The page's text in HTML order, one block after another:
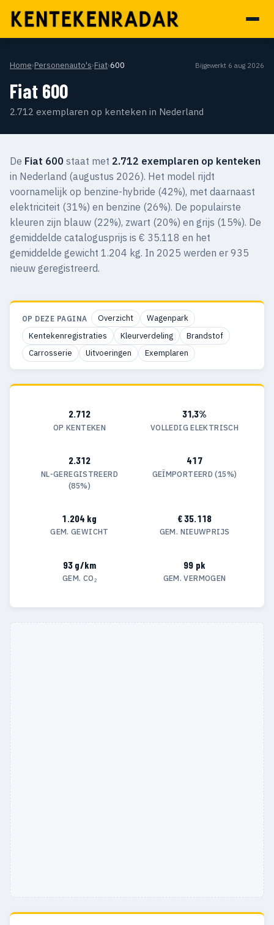
Home›Personenauto's›Fiat›600 Bijgewerkt 6 aug 2026
Fiat 600
2.712 exemplaren op kenteken in Nederland
De Fiat 600 staat met 2.712 exemplaren op kenteken
in Nederland (augustus 2026). Het model rijdt
voornamelijk op benzine-hybride (42%), met daarnaast
elektriciteit (31%) en benzine (26%). De populairste
kleuren zijn blauw (22%), zwart (20%) en grijs (15%). De
gemiddelde catalogusprijs is € 35.118 en het
gemiddelde gewicht 1.204 kg. In 2025 werden er 935
nieuw geregistreerd.
OP DEZE PAGINA Overzicht
Wagenpark
Kentekenregistraties
Kleurverdeling
Brandstof
Carrosserie
Uitvoeringen Exemplaren
2.712
OP KENTEKEN
31,3%
VOLLEDIG ELEKTRISCH
2.312
NL-GEREGISTREERD
(85%)
417
GEÏMPORTEERD (15%)
1.204 kg
GEM. GEWICHT
€ 35.118
GEM. NIEUWPRIJS
93 g/km
GEM. CO₂
99 pk
GEM. VERMOGEN